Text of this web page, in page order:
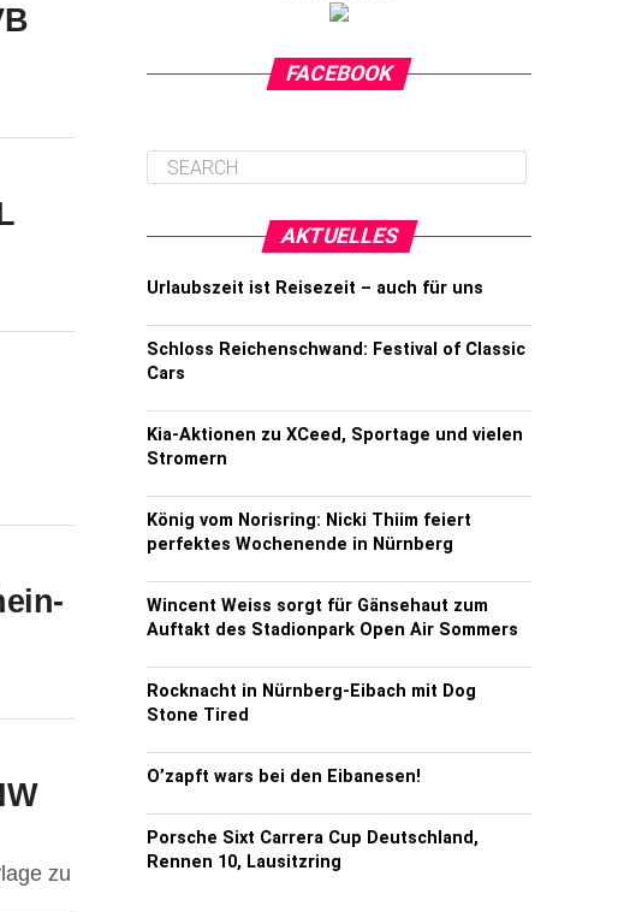
zu
FACEBOOK
AKTUELLES
Urlaubszeit ist Reisezeit – auch für uns
Schloss Reichenschwand: Festival of Classic
Cars
Kia-Aktionen zu XCeed, Sportage und vielen
Stromern
König vom Norisring: Nicki Thiim feiert
perfektes Wochenende in Nürnberg
Wincent Weiss sorgt für Gänsehaut zum
Auftakt des Stadionpark Open Air Sommers
Rocknacht in Nürnberg-Eibach mit Dog
Stone Tired
O’zapft wars bei den Eibanesen!
Porsche Sixt Carrera Cup Deutschland,
Rennen 10, Lausitzring